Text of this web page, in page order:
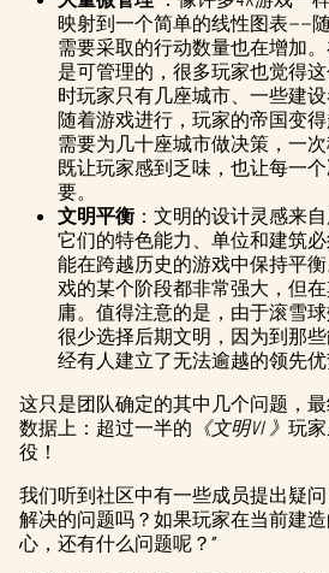
映射到一个简单的线性图表——
需要采取的行动数量也在增加
是可管理的，很多玩家也觉得
时玩家只有几座城市、一些建
随着游戏进行，玩家的帝国变
需要为几十座城市做决策，一
既让玩家感到乏味，也让每一
要。
文明平衡 ：文明的设计灵感来
它们的特色能力、单位和建筑
能在跨越历史的游戏中保持平
戏的某个阶段都非常强大，但
庸。值得注意的是，由于滚雪
很少选择后期文明，因为到那
经有人建立了无法逾越的领先优
这只是团队确定的其中几个问题，
数据上：超过一半的 《文明VI 》 玩
役！
我们听到社区中有一些成员提出疑
解决的问题吗？如果玩家在当前建
心，还有什么问题呢？”